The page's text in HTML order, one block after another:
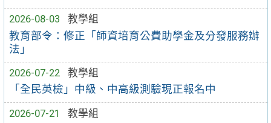
2026-08-03
教學組
教育部令：修正「師資培育公費助學金及分發服務辦
法」
2026-07-22
教學組
「全民英檢」中級、中高級測驗現正報名中
2026-07-21
教學組